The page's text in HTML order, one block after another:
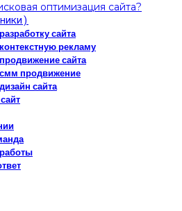
оптимизация сайта?
сайта
рекламу
сайта
продвижение
сайта